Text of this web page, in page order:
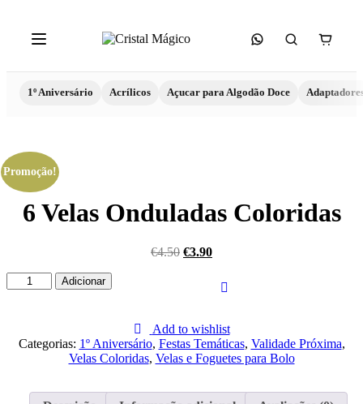
1º Aniversário Acrílicos Açucar para Algodão Doce
Promoção!
6 Velas Onduladas Coloridas
€4.50 €3.90
Quantidade
de
Onduladas
Coloridas
Adicionar
Add to wishlist
Categorias: 1º Aniversário, Festas Temáticas, Validade Próxima,
Velas Coloridas, Velas e Foguetes para Bolo